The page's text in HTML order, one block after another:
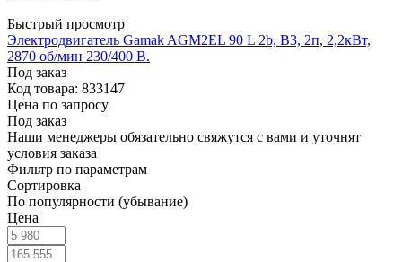
Быстрый просмотр
Электродвигатель Gamak AGM2EL 90 L 2b, В3, 2п, 2,2кВт,
2870 об/мин 230/400 В.
Под заказ
Код товара: 833147
Цена по запросу
Под заказ
Наши менеджеры обязательно свяжутся с вами и уточнят
условия заказа
Фильтр по параметрам
Сортировка
По популярности (убывание)
Цена